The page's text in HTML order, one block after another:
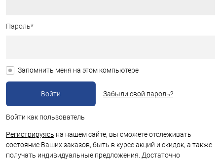
Пароль*
Запомнить меня на этом компьютере
Забыли свой пароль?
Войти как пользователь
Регистрируясь на нашем сайте, вы сможете отслеживать
состояние Ваших заказов, быть в курсе акций и скидок, а также
получать индивидуальные предложения. Достаточно